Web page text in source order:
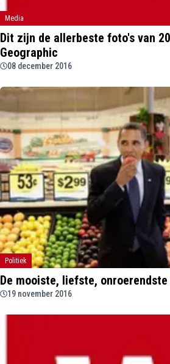
Media
Dit zijn de allerbeste foto's van
Geographic
08 december 2016
Politiek
De mooiste, liefste,
19 november 2016